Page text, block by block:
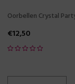
Oorbellen Crystal
€12,50